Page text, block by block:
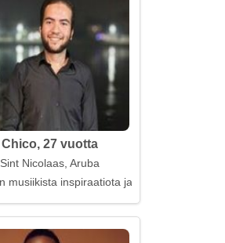
Chico, 27 vuotta
Sint Nicolaas, Aruba
musiikista inspiraatiota ja mielenrauhaa